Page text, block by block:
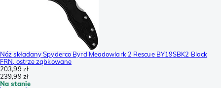
Nóż składany Spyderco Byrd Meadowlark 2 Rescue BY19SBK2 Black
FRN, ostrze ząbkowane
203,99 zł
239,99 zł
Na stanie